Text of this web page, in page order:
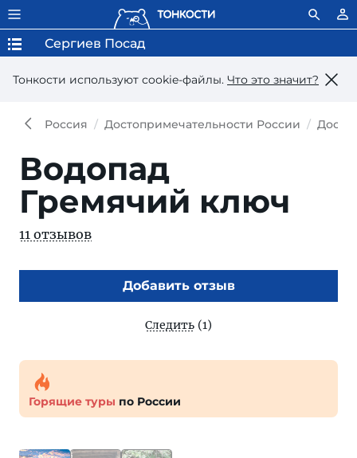
Тонкости используют сookie-файлы. Что это значит?
Сергиев Посад
Россия Достопримечательности России
Водопад
Гремячий ключ
11 отзывов
Добавить отзыв
Следить (1)
Горящие туры по России